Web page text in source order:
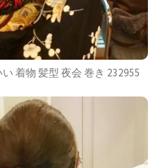
着物 髪型 夜会 巻き 232955